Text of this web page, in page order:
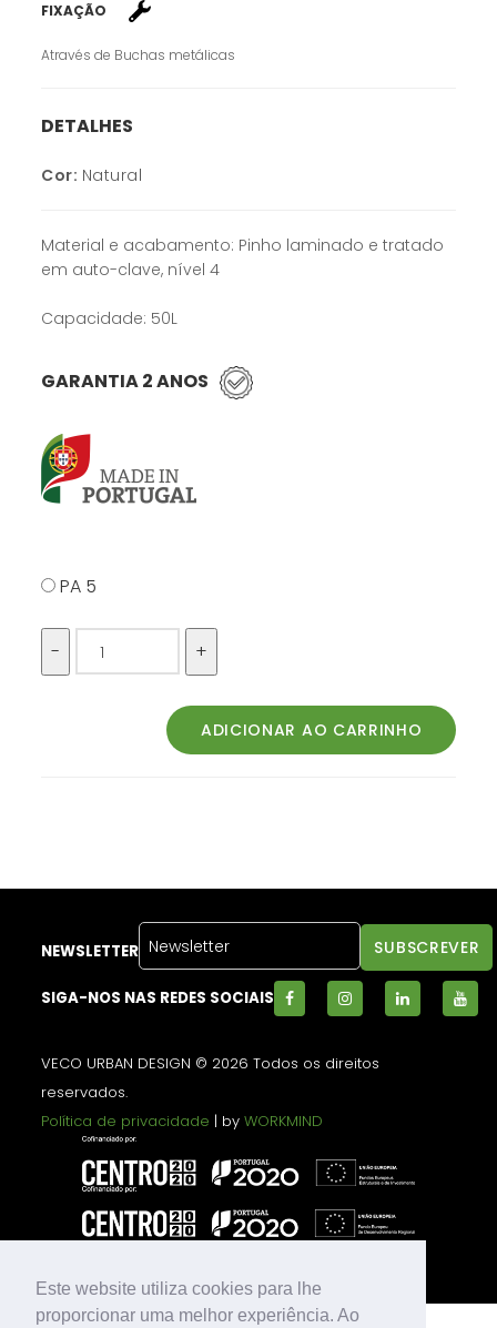
Este website utiliza cookies para lhe
proporcionar uma melhor experiência. Ao
FIXAÇÃO
Através de Buchas metálicas
DETALHES
Cor: Natural
Material e acabamento: Pinho laminado e tratado
em auto-clave, nível 4
Capacidade: 50L
GARANTIA 2 ANOS
PA 5
NEWSLETTER
SIGA-NOS NAS REDES SOCIAIS
VECO URBAN DESIGN © 2026 Todos os direitos
reservados.
Política de privacidade | byWORKMIND